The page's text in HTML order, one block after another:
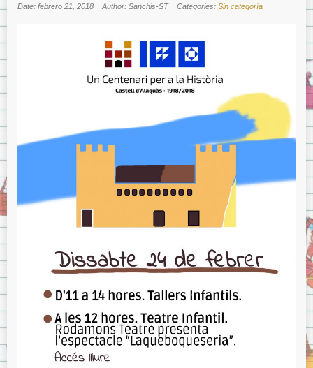
Date: febrero 21, 2018 Author: Sanchis-ST Categories: Sin categoría